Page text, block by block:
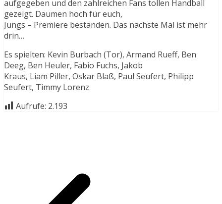
aufgegeben und den zahlreichen Fans tollen Handball
gezeigt. Daumen hoch für euch,
Jungs – Premiere bestanden. Das nächste Mal ist mehr
drin…
Es spielten: Kevin Burbach (Tor), Armand Rueff, Ben
Deeg, Ben Heuler, Fabio Fuchs, Jakob
Kraus, Liam Piller, Oskar Blaß, Paul Seufert, Philipp
Seufert, Timmy Lorenz
Aufrufe: 2.193